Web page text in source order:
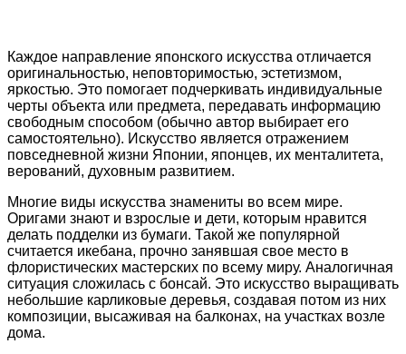
Каждое направление японского искусства отличается
оригинальностью, неповторимостью, эстетизмом,
яркостью. Это помогает подчеркивать индивидуальные
черты объекта или предмета, передавать информацию
свободным способом (обычно автор выбирает его
самостоятельно). Искусство является отражением
повседневной жизни Японии, японцев, их менталитета,
верований, духовным развитием.
Многие виды искусства знамениты во всем мире.
Оригами знают и взрослые и дети, которым нравится
делать подделки из бумаги. Такой же популярной
считается икебана, прочно занявшая свое место в
флористических мастерских по всему миру. Аналогичная
ситуация сложилась с бонсай. Это искусство выращивать
небольшие карликовые деревья, создавая потом из них
композиции, высаживая на балконах, на участках возле
дома.